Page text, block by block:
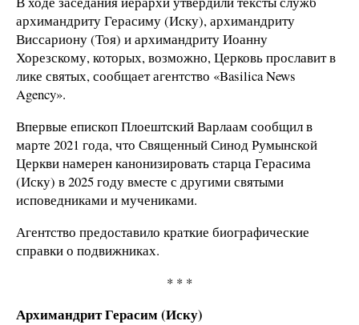
архимандриту Герасиму (Иску), архимандриту
Виссариону (Тоя) и архимандриту Иоанну
Хорезскому, которых, возможно, Церковь прославит в
лике святых, сообщает агентство «Basilica News
Agency».
Впервые епископ Плоештский Варлаам сообщил в
марте 2021 года, что Священный Синод Румынской
Церкви намерен канонизировать старца Герасима
(Иску) в 2025 году вместе с другими святыми
исповедниками и мучениками.
Агентство предоставило краткие биографические
справки о подвижниках.
* * *
АрхимандритГерасим (Иску)